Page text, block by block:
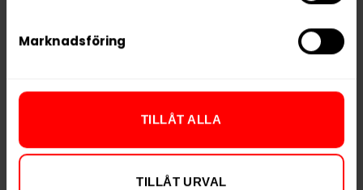
Marknadsföring
TILLÅT ALLA
TILLÅT URVAL
NYTT PRIS